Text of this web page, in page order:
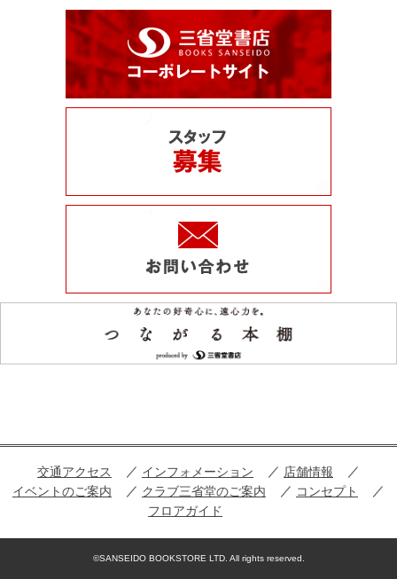
交通アクセス インフォメーション
店舗情報
イベントのご案内
クラブ三省堂のご案内
コンセプト
フロアガイド
©SANSEIDO BOOKSTORE LTD. All rights reserved.